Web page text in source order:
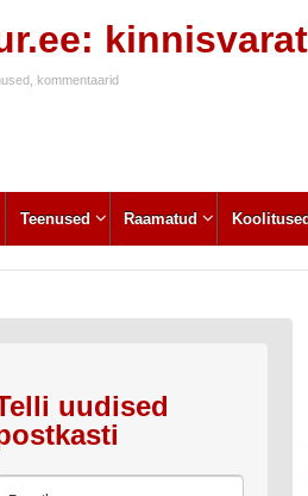
kommentaarid
Teenused Raamatud Koolitused
uudised